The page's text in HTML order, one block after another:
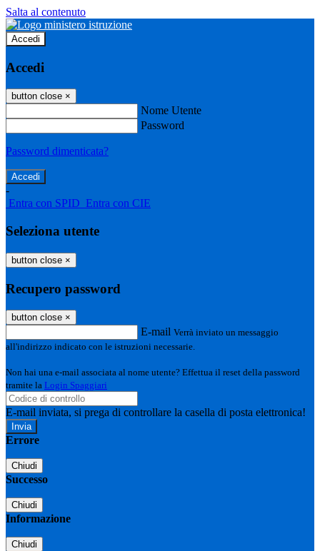
Salta al contenuto
Accedi
Accedi
button close ×
Nome Utente
Password
Password dimenticata?
-
Entra con SPID Entra con CIE
Seleziona utente
button close ×
Recupero password
button close ×
E-mail Verrà inviato un messaggio
all'indirizzo indicato con le istruzioni necessarie.
Non hai una e-mail associata al nome utente? Effettua il reset della password
tramite la Login Spaggiari
E-mail inviata, si prega di controllare la casella di posta elettronica!
Errore
Chiudi
Successo
Chiudi
Informazione
Chiudi